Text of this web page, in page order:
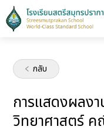
กลับ
การแสดงผลง
วิทยาศาสตร์ ค